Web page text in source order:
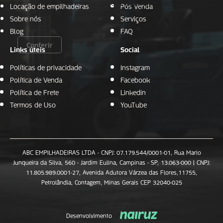
Antes de tudo, quem atua no setor alimentício sabe que
produtividade não pode existir sem controle sanitário
rigoroso. Em indústrias de alimentos,…
Conferir
Locação de empilhadeiras
Sobre nós
Blog
Pós Venda
Serviços
FAQ
Links úteis
Políticas de privacidade
Política de Venda
Política de Frete
Termos de Uso
Social
Instagram
Facebook
Linkedin
YouTube
ABC EMPILHADEIRAS LTDA - CNPJ: 07.179.544/0001-01, Rua Mario
Junqueira da Silva, 560 - Jardim Eulina, Campinas - SP, 13.063-000 | CNPJ:
11.805.989.0001-27, Avenida Adutora Várzea das Flores,11755,
Petrolândia, Contagem, Minas Gerais CEP 32040-025
Desenvolvimento